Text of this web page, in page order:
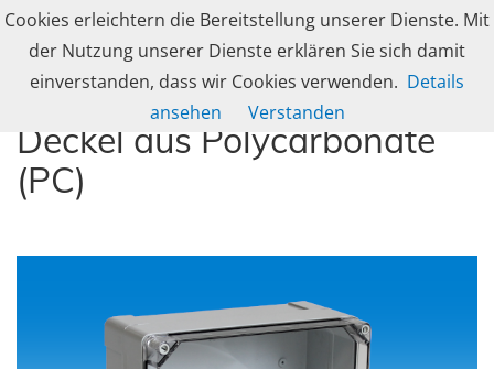
Skip to navigation
Skip to content
caleg group
Produzent und Lösungsanbieter für industrielle Gehäusetechnik,
Industriegehäuse mit hohem
Deckel aus Polycarbonate
(PC)
Cookies erleichtern die Bereitstellung unserer Dienste. Mit
der Nutzung unserer Dienste erklären Sie sich damit
einverstanden, dass wir Cookies verwenden. Details
ansehen
Verstanden